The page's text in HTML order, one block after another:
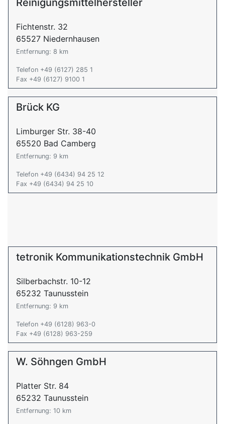
Reinigungsmittelhersteller
Fichtenstr. 32
65527 Niedernhausen
Entfernung: 8 km
Telefon +49 (6127) 285 1
Fax +49 (6127) 9100 1
Brück KG
Limburger Str. 38-40
65520 Bad Camberg
Entfernung: 9 km
Telefon +49 (6434) 94 25 12
Fax +49 (6434) 94 25 10
tetronik Kommunikationstechnik GmbH
Silberbachstr. 10-12
65232 Taunusstein
Entfernung: 9 km
Telefon +49 (6128) 963-0
Fax +49 (6128) 963-259
W. Söhngen GmbH
Platter Str. 84
65232 Taunusstein
Entfernung: 10 km